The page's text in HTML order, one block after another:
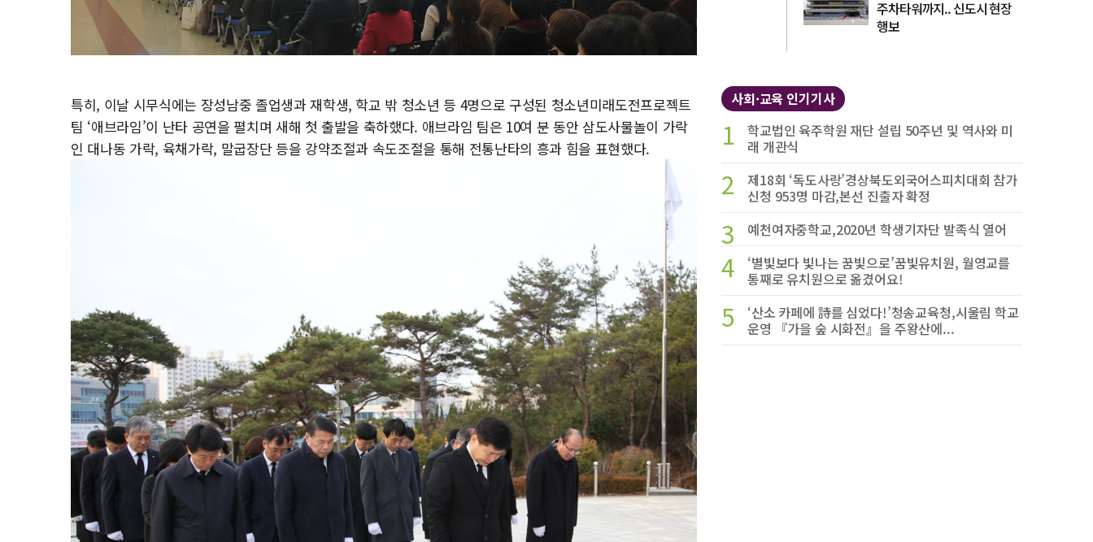
특히, 이날 시무식에는 장성남중 졸업생과 재학생, 학교 밖 청소년 등 4명으로 구성된 청소년미래도전프로젝트
팀 ‘애브라임’이 난타 공연을 펼치며 새해 첫 출발을 축하했다. 애브라임 팀은 10여 분 동안 삼도사물놀이 가락
인 대나동 가락, 육채가락, 말굽장단 등을 강약조절과 속도조절을 통해 전통난타의 흥과 힘을 표현했다.
주차타워까지.. 신도시 현장
행보
사회·교육 인기기사
1
학교법인 육주학원 재단 설립 50주년 및 역사와 미
래 개관식
2
제18회 ‘독도사랑’경상북도외국어스피치대회 참가
신청 953명 마감,본선 진출자 확정
3 예천여자중학교,2020년 학생기자단 발족식 열어
4
‘별빛보다 빛나는 꿈빛으로’꿈빛유치원, 월영교를
통째로 유치원으로 옮겼어요!
5
‘산소 카페에 詩를 심었다!’청송교육청,시울림 학교
운영 『가을 숲 시화전』을 주왕산에...